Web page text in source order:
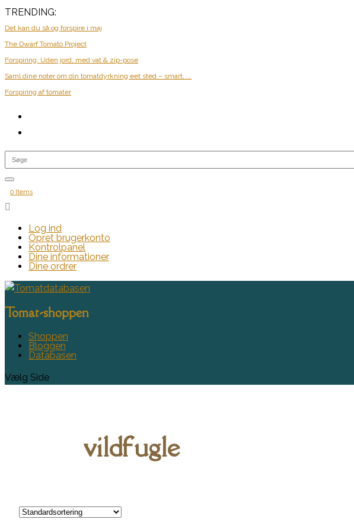
TRENDING:
Det kan du så og forspire i maj
The Dwarf Tomato Project
Forspiring: Uden jord, med vat & zip-pose
Saml dine noter om din tomatdyrkning eet sted – smart, ...
Forspiring af tomater
0 Items

Log ind
Opret brugerkonto
Kontrolpanel
Dine informationer
Dine ordrer
Tomat-shoppen
Shoppen
Bloggen
Databasen
Vælg Side
vildfugle